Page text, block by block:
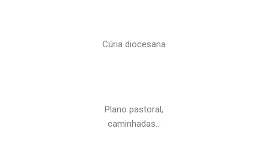
Cúria diocesana
Plano pastoral,
caminhadas…